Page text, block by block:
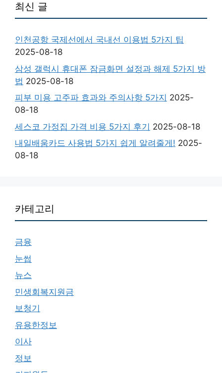
최신 글
인천공항 국제선에서 국내선 이용법 5가지 팁
2025-08-18
삼성 갤럭시 휴대폰 잠금화면 설정과 해제 5가지 방
법 2025-08-18
피부 미용 고주파 효과와 주의사항 5가지 2025-
08-18
세스코 가정집 가격 비용 5가지 후기 2025-08-18
내일배움카드 사용법 5가지 쉽게 알려줄게! 2025-
08-18
카테고리
금융
눈썹
뉴스
민생회복지원금
보청기
유용한정보
이사
정보